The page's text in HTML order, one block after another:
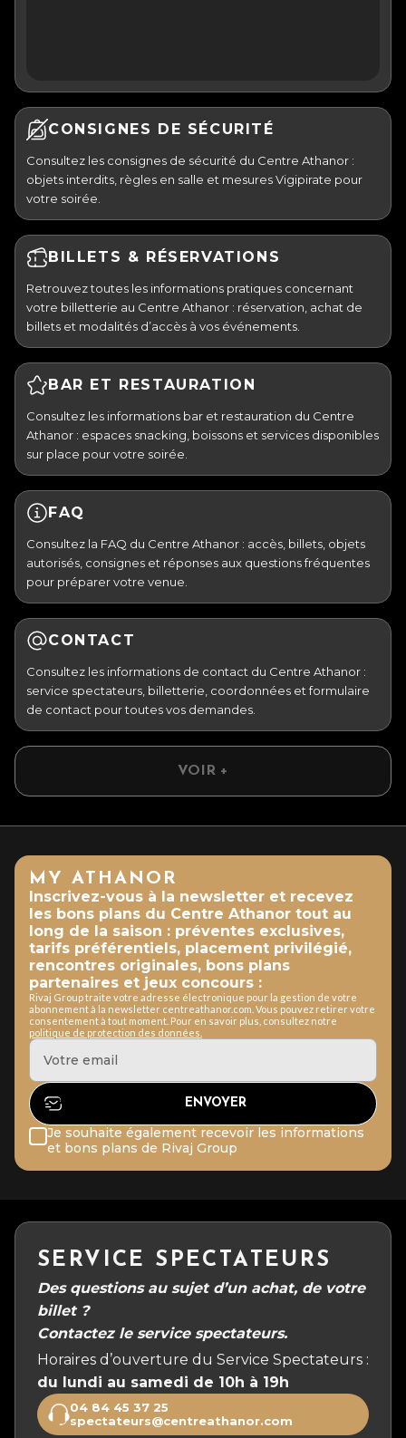
CONSIGNES DE SÉCURITÉ
Consultez les consignes de sécurité du Centre Athanor :
objets interdits, règles en salle et mesures Vigipirate pour
votre soirée.
BILLETS & RÉSERVATIONS
Retrouvez toutes les informations pratiques concernant
votre billetterie au Centre Athanor : réservation, achat de
billets et modalités d’accès à vos événements.
BAR ET RESTAURATION
Consultez les informations bar et restauration du Centre
Athanor : espaces snacking, boissons et services disponibles
sur place pour votre soirée.
FAQ
Consultez la FAQ du Centre Athanor : accès, billets, objets
autorisés, consignes et réponses aux questions fréquentes
pour préparer votre venue.
CONTACT
Consultez les informations de contact du Centre Athanor :
service spectateurs, billetterie, coordonnées et formulaire
de contact pour toutes vos demandes.
VOIR +
MY ATHANOR
Inscrivez-vous à la newsletter et recevez
les bons plans du Centre Athanor tout au
long de la saison : préventes exclusives,
tarifs préférentiels, placement privilégié,
rencontres originales, bons plans
partenaires et jeux concours :
Rivaj Group traite votre adresse électronique pour la gestion de votre
abonnement à la newsletter centreathanor.com. Vous pouvez retirer votre
consentement à tout moment. Pour en savoir plus, consultez notre
politique de protection des données.
Je souhaite également recevoir les informations
et bons plans de Rivaj Group
SERVICE SPECTATEURS
Des questions au sujet d’un achat, de votre
billet ?
Contactez le service spectateurs.
Horaires d’ouverture du Service Spectateurs :
du lundi au samedi de 10h à 19h
04 84 45 37 25
spectateurs@centreathanor.com